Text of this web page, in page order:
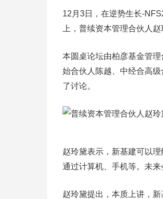
12月3日，在逆势生长-
上，普续资本管理合伙人
本圆桌论坛由柏彦基金管
始合伙人陈越、中经合高
了讨论。
赵玲黛表示，新基建可以
通过计算机、手机等。未
赵玲黛提出，本质上讲，